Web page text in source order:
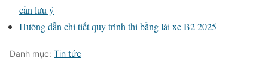
cần lưu ý
Hướng dẫn chi tiết quy trình thi bằng lái xe B2 2025
Danh mục: Tin tức